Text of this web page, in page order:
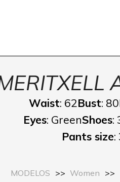
Bust: 80
Waist: 62
Shoes:
Eyes: Green
Pants size:
MODELOS >> Women >>